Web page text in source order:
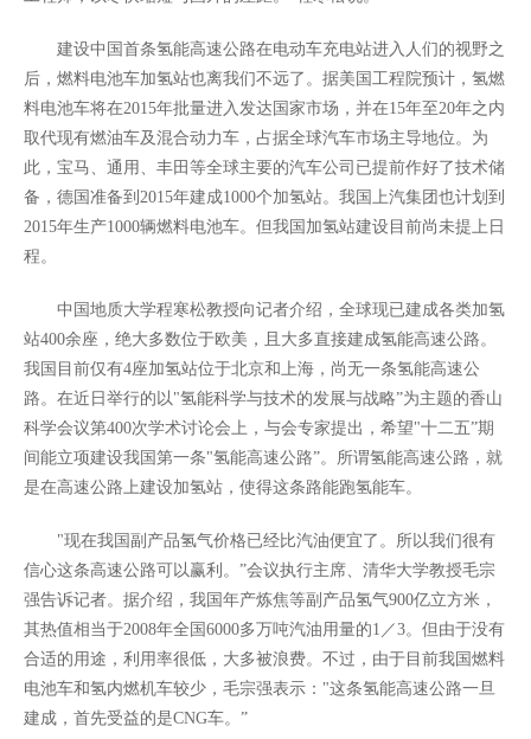
建设中国首条氢能高速公路在电动车充电站进入人们的视野之
后，燃料电池车加氢站也离我们不远了。据美国工程院预计，氢燃
料电池车将在2015年批量进入发达国家市场，并在15年至20年之内
取代现有燃油车及混合动力车，占据全球汽车市场主导地位。为
此，宝马、通用、丰田等全球主要的汽车公司已提前作好了技术储
备，德国准备到2015年建成1000个加氢站。我国上汽集团也计划到
2015年生产1000辆燃料电池车。但我国加氢站建设目前尚未提上日
程。
中国地质大学程寒松教授向记者介绍，全球现已建成各类加氢
站400余座，绝大多数位于欧美，且大多直接建成氢能高速公路。
我国目前仅有4座加氢站位于北京和上海，尚无一条氢能高速公
路。在近日举行的以"氢能科学与技术的发展与战略”为主题的香山
科学会议第400次学术讨论会上，与会专家提出，希望"十二五”期
间能立项建设我国第一条"氢能高速公路”。所谓氢能高速公路，就
是在高速公路上建设加氢站，使得这条路能跑氢能车。
"现在我国副产品氢气价格已经比汽油便宜了。所以我们很有
信心这条高速公路可以赢利。”会议执行主席、清华大学教授毛宗
强告诉记者。据介绍，我国年产炼焦等副产品氢气900亿立方米，
其热值相当于2008年全国6000多万吨汽油用量的1／3。但由于没有
合适的用途，利用率很低，大多被浪费。不过，由于目前我国燃料
电池车和氢内燃机车较少，毛宗强表示："这条氢能高速公路一旦
建成，首先受益的是CNG车。”